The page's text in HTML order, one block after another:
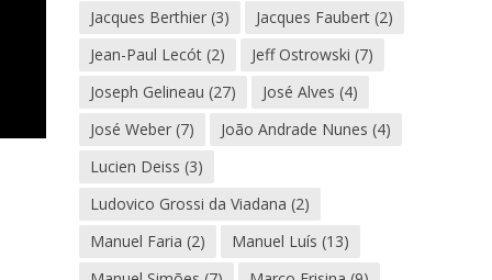
Jacques Berthier (3) Jacques Faubert (2)
Jean-Paul Lecót (2) Jeff Ostrowski (7)
Joseph Gelineau (27) José Alves (4)
José Weber (7) João Andrade Nunes (4)
Lucien Deiss (3)
Ludovico Grossi da Viadana (2)
Manuel Faria (2) Manuel Luís (13)